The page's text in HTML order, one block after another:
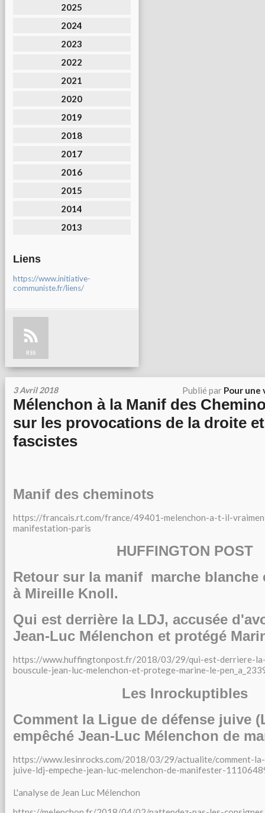
2025
2024
2023
2022
2021
2020
2019
2018
2017
2016
2015
2014
2013
Liens
https://www.initiative-
communiste.fr/liens/
RSS
3 Avril 2018 Publié par Pour une
Mélenchon à la Manif des
sur les provocations de la droite
fascistes
Manif des cheminots
https://francais.rt.com/france/49401-melenchon-a-t-il-
manifestation-paris
HUFFINGTON POST
Retour sur la manif marche blanche
à Mireille Knoll.
Qui est derrière la LDJ, accusée
Jean-Luc Mélenchon et protégé
https://www.huffingtonpost.fr/2018/03/29/qui-est-derriere-
bouscule-jean-luc-melenchon-et-protege-marine-le-
Les Inrockuptibles
Comment la Ligue de défense juive
empêché Jean-Luc Mélenchon de
https://www.lesinrocks.com/2018/03/29/actualite/comment-
juive-ldj-empeche-jean-luc-melenchon-de-manifester-
L'analyse de Jean Luc Mélenchon